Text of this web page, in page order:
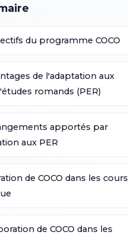
du programme COCO
de l'adaptation aux
romands (PER)
apportés par
aux PER
de COCO dans les cours
de COCO dans les